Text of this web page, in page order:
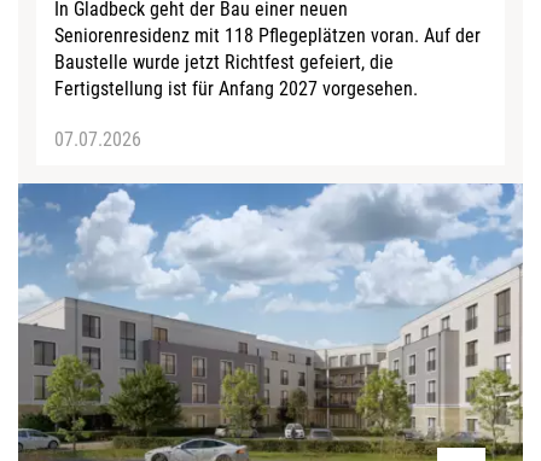
In Gladbeck geht der Bau einer neuen
Seniorenresidenz mit 118 Pflegeplätzen voran. Auf der
Baustelle wurde jetzt Richtfest gefeiert, die
Fertigstellung ist für Anfang 2027 vorgesehen.
07.07.2026